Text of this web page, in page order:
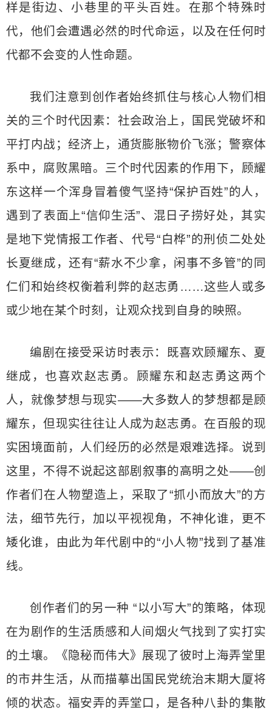
样是街边、小巷里的平头百姓。在那个特殊时
代，他们会遭遇必然的时代命运，以及在任何时
代都不会变的人性命题。
我们注意到创作者始终抓住与核心人物们相
关的三个时代因素：社会政治上，国民党破坏和
平打内战；经济上，通货膨胀物价飞涨；警察体
系中，腐败黑暗。三个时代因素的作用下，顾耀
东这样一个浑身冒着傻气坚持“保护百姓”的人，
遇到了表面上“信仰生活”、混日子捞好处，其实
是地下党情报工作者、代号“白桦”的刑侦二处处
长夏继成，还有“薪水不少拿，闲事不多管”的同
仁们和始终权衡着利弊的赵志勇……这些人或多
或少地在某个时刻，让观众找到自身的映照。
编剧在接受采访时表示：既喜欢顾耀东、夏
继成，也喜欢赵志勇。顾耀东和赵志勇这两个
人，就像梦想与现实——大多数人的梦想都是顾
耀东，但现实往往让人成为赵志勇。在百般的现
实困境面前，人们经历的必然是艰难选择。说到
这里，不得不说起这部剧叙事的高明之处——创
作者们在人物塑造上，采取了“抓小而放大”的方
法，细节先行，加以平视视角，不神化谁，更不
矮化谁，由此为年代剧中的“小人物”找到了基准
线。
创作者们的另一种 “以小写大”的策略，体现
在为剧作的生活质感和人间烟火气找到了实打实
的土壤。《隐秘而伟大》展现了彼时上海弄堂里
的市井生活，从而描摹出国民党统治末期大厦将
倾的状态。福安弄的弄堂口，是各种八卦的集散